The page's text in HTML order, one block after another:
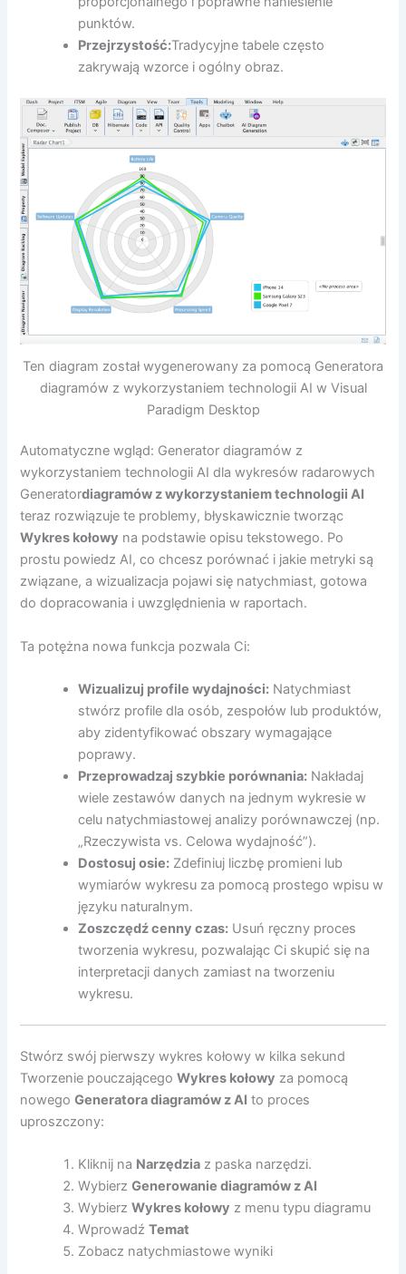
punktów.
Przejrzystość:Tradycyjne tabele często
zakrywają wzorce i ogólny obraz.
Ten diagram został wygenerowany za pomocą Generatora
diagramów z wykorzystaniem technologii AI w Visual
Paradigm Desktop
Automatyczne wgląd: Generator diagramów z
wykorzystaniem technologii AI dla wykresów radarowych
Generatordiagramów z wykorzystaniem technologii AI
teraz rozwiązuje te problemy, błyskawicznie tworząc
Wykres kołowy na podstawie opisu tekstowego. Po
prostu powiedz AI, co chcesz porównać i jakie metryki są
związane, a wizualizacja pojawi się natychmiast, gotowa
do dopracowania i uwzględnienia w raportach.
Ta potężna nowa funkcja pozwala Ci:
Wizualizuj profile wydajności: Natychmiast
stwórz profile dla osób, zespołów lub produktów,
aby zidentyfikować obszary wymagające
poprawy.
Przeprowadzaj szybkie porównania: Nakładaj
wiele zestawów danych na jednym wykresie w
celu natychmiastowej analizy porównawczej (np.
„Rzeczywista vs. Celowa wydajność”).
Dostosuj osie: Zdefiniuj liczbę promieni lub
wymiarów wykresu za pomocą prostego wpisu w
języku naturalnym.
Zoszczędź cenny czas: Usuń ręczny proces
tworzenia wykresu, pozwalając Ci skupić się na
interpretacji danych zamiast na tworzeniu
wykresu.
Stwórz swój pierwszy wykres kołowy w kilka sekund
Tworzenie pouczającegoWykres kołowy za pomocą
nowegoGeneratora diagramów z AI to proces
uproszczony:
Kliknij na Narzędzia z paska narzędzi.
WybierzGenerowanie diagramów z AI
WybierzWykres kołowy z menu typu diagramu
WprowadźTemat
Zobacz natychmiastowe wyniki